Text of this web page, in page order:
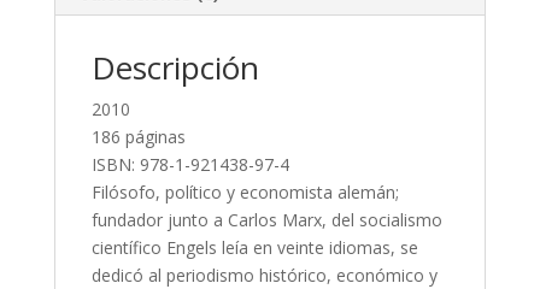
Descripción
2010
186 páginas
ISBN: 978-1-921438-97-4
Filósofo, político y economista alemán;
fundador junto a Carlos Marx, del socialismo
científico Engels leía en veinte idiomas, se
dedicó al periodismo histórico, económico y